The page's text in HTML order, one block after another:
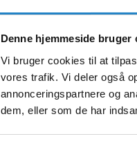
Denne hjemmeside bruger
Vi bruger cookies til at
vores trafik. Vi deler også
annonceringspartnere og
dem, eller som de har